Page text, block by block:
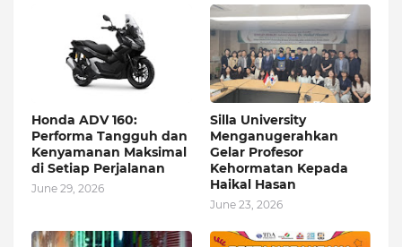
Honda ADV 160:
Performa Tangguh dan
Kenyamanan Maksimal
di Setiap Perjalanan
June 29, 2026
Silla University
Menganugerahkan
Gelar Profesor
Kehormatan Kepada
Haikal Hasan
June 23, 2026